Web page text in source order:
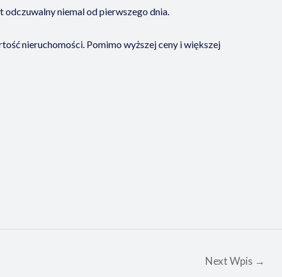
niemal od pierwszego dnia.
nieruchomości. Pomimo wyższej ceny i większej
Next Wpis →